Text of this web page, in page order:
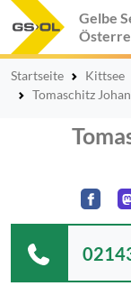
Gelbe
Startseite Kittsee
Tomaschitz